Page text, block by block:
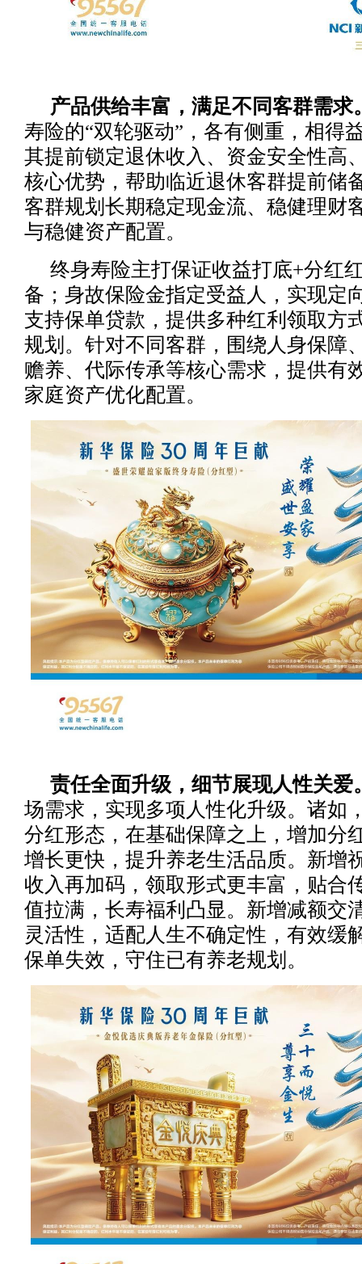
产品供给丰富，满足不同客群需求
寿险的“双轮驱动”，各有侧重，相得
其提前锁定退休收入、资金安全性高
核心优势，帮助临近退休客群提前储
客群规划长期稳定现金流、稳健理财
与稳健资产配置。
终身寿险主打保证收益打底+分红
备；身故保险金指定受益人，实现定
支持保单贷款，提供多种红利领取方
规划。针对不同客群，围绕人身保障
赡养、代际传承等核心需求，提供有
家庭资产优化配置。
责任全面升级，细节展现人性关爱
场需求，实现多项人性化升级。诸如
分红形态，在基础保障之上，增加分
增长更快，提升养老生活品质。新增
收入再加码，领取形式更丰富，贴合
值拉满，长寿福利凸显。新增减额交
灵活性，适配人生不确定性，有效缓
保单失效，守住已有养老规划。